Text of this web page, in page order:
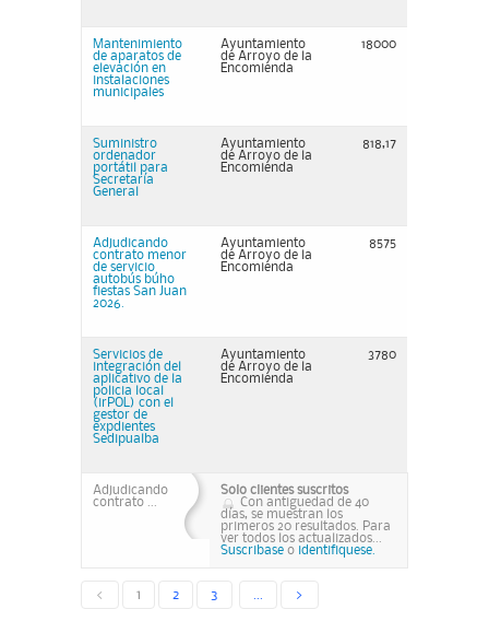
Mantenimiento
de aparatos de
elevación en
instalaciones
municipales
Ayuntamiento
de Arroyo de la
Encomienda
18000
Suministro
ordenador
portátil para
Secretaría
General
Ayuntamiento
de Arroyo de la
Encomienda
818,17
Adjudicando
contrato menor
de servicio
autobús búho
fiestas San Juan
2026.
Ayuntamiento
de Arroyo de la
Encomienda
8575
Servicios de
integración del
aplicativo de la
policia local
(irPOL) con el
gestor de
expdientes
Sedipualba
Ayuntamiento
de Arroyo de la
Encomienda
3780
Adjudicando
contrato ...
Solo clientes suscritos
Con antiguedad de 40
días, se muestran los
primeros 20 resultados. Para
ver todos los actualizados...
Suscribase o identifiquese.
< 1 2 3 >